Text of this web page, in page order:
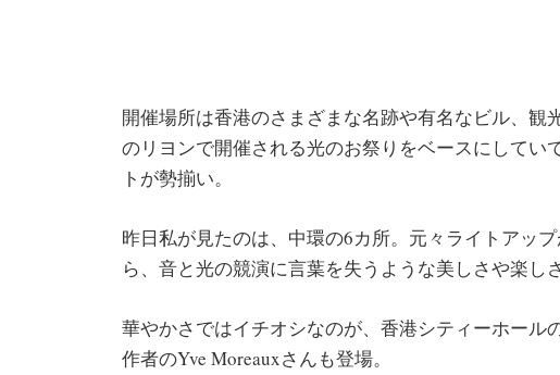
開催場所は香港のさまざまな名跡や有名なビル、観
のリヨンで開催される光のお祭りをベースにしてい
トが勢揃い。
昨日私が見たのは、中環の6カ所。元々ライトアッ
ら、音と光の競演に言葉を失うような美しさや楽し
華やかさではイチオシなのが、香港シティーホール
作者のYve Moreauxさんも登場。